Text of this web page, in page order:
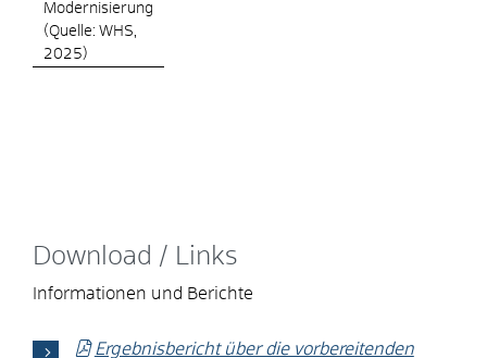
Modernisierung
(Quelle: WHS,
2025)
Download / Links
Informationen und Berichte
Ergebnisbericht über die vorbereitenden